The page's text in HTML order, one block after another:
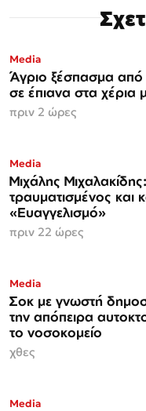
Media
Άγριο ξέσπασμα από
σε έπιανα στα χέρια
πριν 2 ώρες
Media
Μιχάλης
τραυματισμένος και
«Ευαγγελισμό»
πριν 22 ώρες
Media
Σοκ με γνωστή
την απόπειρα
το νοσοκομείο
χθες
Media